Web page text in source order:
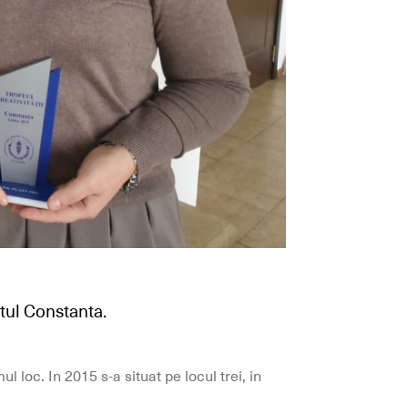
Constanta.
loc. In 2015 s-a situat pe locul trei, in